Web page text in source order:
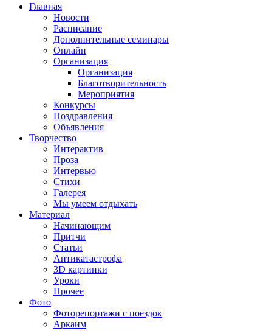
Главная
Новости
Расписание
Дополнительные семинары
Онлайн
Организация
Организация
Благотворительность
Мероприятия
Конкурсы
Поздравления
Объявления
Творчество
Интерактив
Проза
Интервью
Стихи
Галерея
Мы умеем отдыхать
Материал
Начинающим
Притчи
Статьи
Антикатастрофа
3D картинки
Уроки
Прочее
Фото
Фоторепортажи с поездок
Аркаим